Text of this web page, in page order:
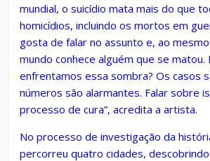
mundial, o suicídio mata mais do que
homicídios, incluindo os mortos em
gosta de falar no assunto e, ao
mundo conhece alguém que se matou.
enfrentamos essa sombra? Os casos
números são alarmantes. Falar sobre
processo de cura”, acredita a artista.
No processo de investigação da
percorreu quatro cidades,